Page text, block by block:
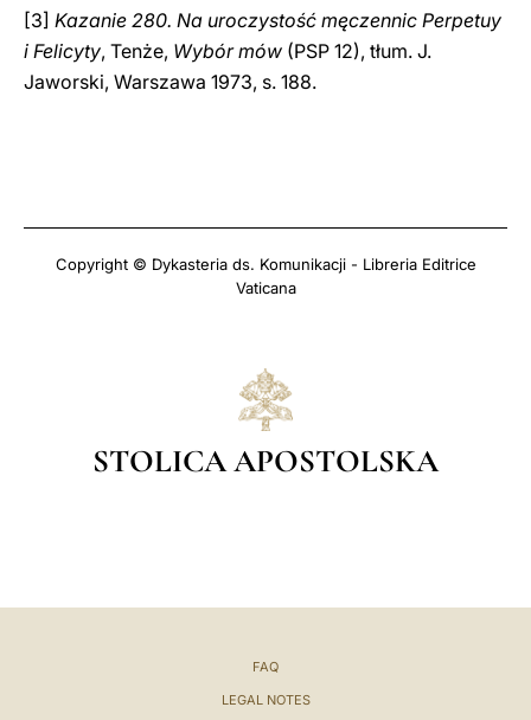
[3] Kazanie 280. Na uroczystość męczennic Perpetuy
i Felicyty, Tenże, Wybór mów (PSP 12), tłum. J.
Jaworski, Warszawa 1973, s. 188.
Copyright © Dykasteria ds. Komunikacji - Libreria Editrice
Vaticana
STOLICA APOSTOLSKA
FAQ
LEGAL NOTES